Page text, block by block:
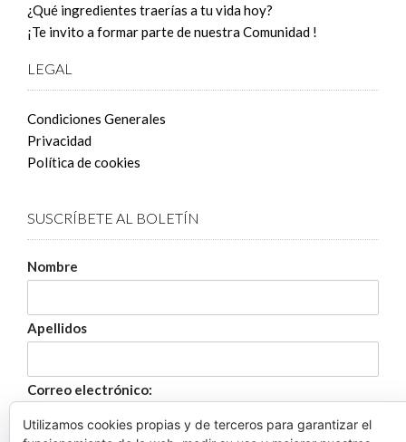
¿Qué ingredientes traerías a tu vida hoy?
¡Te invito a formar parte de nuestra Comunidad !
LEGAL
Condiciones Generales
Privacidad
Política de cookies
SUSCRÍBETE AL BOLETÍN
Nombre
Apellidos
Correo electrónico:
Utilizamos cookies propias y de terceros para garantizar el